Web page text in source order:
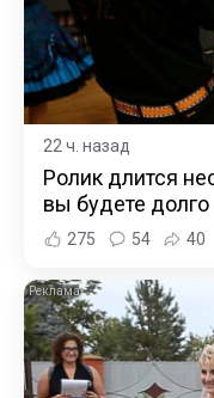
22 ч. назад
Ролик длится
вы будете долго
275 54 40